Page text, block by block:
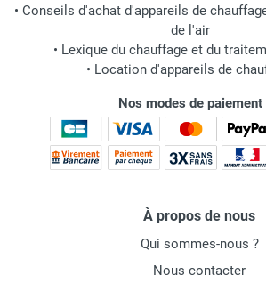
• Conseils d'achat d'appareils de
de l'air
• Lexique du chauffage et du
• Location d'appareils de
Nos modes de paiement
À propos de nous
Qui sommes-nous ?
Nous contacter